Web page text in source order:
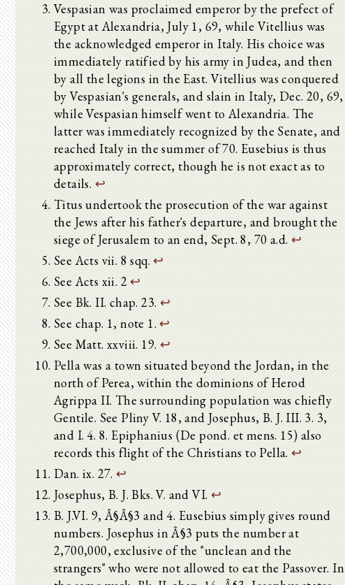
Vespasian was proclaimed emperor by the prefect of
Egypt at Alexandria, July 1, 69, while Vitellius was
the acknowledged emperor in Italy. His choice was
immediately ratified by his army in Judea, and then
by all the legions in the East. Vitellius was conquered
by Vespasian's generals, and slain in Italy, Dec. 20, 69,
while Vespasian himself went to Alexandria. The
latter was immediately recognized by the Senate, and
reached Italy in the summer of 70. Eusebius is thus
approximately correct, though he is not exact as to
details. ↩
Titus undertook the prosecution of the war against
the Jews after his father's departure, and brought the
siege of Jerusalem to an end, Sept. 8, 70 a.d. ↩
See Acts vii. 8 sqq. ↩
See Acts xii. 2 ↩
See Bk. II. chap. 23. ↩
See chap. 1, note 1. ↩
See Matt. xxviii. 19. ↩
Pella was a town situated beyond the Jordan, in the
north of Perea, within the dominions of Herod
Agrippa II. The surrounding population was chiefly
Gentile. See Pliny V. 18, and Josephus, B. J. III. 3. 3,
and I. 4. 8. Epiphanius (De pond. et mens. 15) also
records this flight of the Christians to Pella. ↩
Dan. ix. 27.↩
Josephus, B. J. Bks. V. and VI. ↩
B. J.VI. 9, Â§Â§3 and 4. Eusebius simply gives round
numbers. Josephus in Â§3 puts the number at
2,700,000, exclusive of the "unclean and the
strangers" who were not allowed to eat the Passover. In